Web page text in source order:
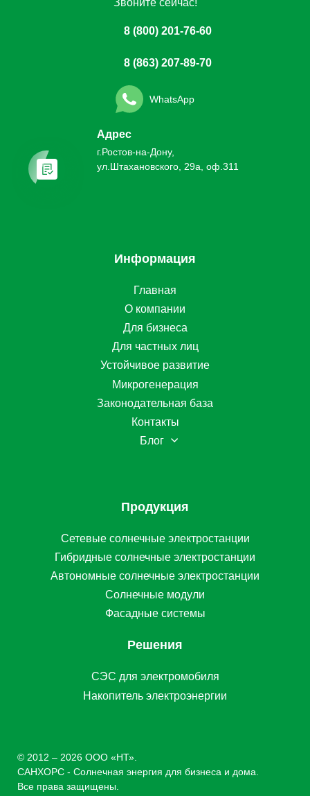
Звоните сейчас!
8 (800) 201-76-60
8 (863) 207-89-70
WhatsApp
Адрес
г.Ростов-на-Дону,
ул.Штахановского, 29а, оф.311
Информация
Главная
О компании
Для бизнеса
Для частных лиц
Устойчивое развитие
Микрогенерация
Законодательная база
Контакты
Блог
Продукция
Сетевые солнечные электростанции
Гибридные солнечные электростанции
Автономные солнечные электростанции
Солнечные модули
Фасадные системы
Решения
СЭС для электромобиля
Накопитель электроэнергии
© 2012 – 2026 ООО «НТ».
САНХОРС - Солнечная энергия для бизнеса и дома.
Все права защищены.